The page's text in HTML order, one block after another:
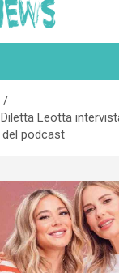
Leotta
podcast